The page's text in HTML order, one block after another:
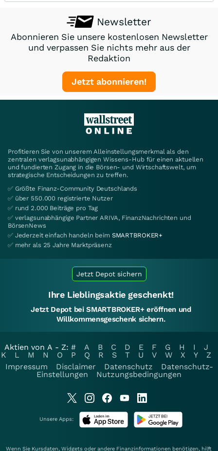
Newsletter
Abonnieren Sie unsere kostenlosen Newsletter
und verpassen Sie nichts mehr aus der
Redaktion
Jetzt abonnieren!
Profitieren Sie von unserem Alleinstellungsmerkmal als den
zentralen verlagsunabhängigen Wissens-Hub für einen aktuellen
und fundierten Zugang in die Börsen- und Wirtschaftswelt, um
strategische Entscheidungen zu treffen.
✅ Größte Finanz-Community Deutschlands
✅ über 550.000 registrierte Nutzer
✅ rund 2.000 Beiträge pro Tag
✅ verlagsunabhängige Partner ARIVA, FinanzNachrichten und
BörsenNews
✅ Jederzeit einfach handeln beim SMARTBROKER+
✅ mehr als 25 Jahre Marktpräsenz
Jetzt Depot sichern
Ihre Lieblingsaktie geschenkt!
Jetzt Depot bei SMARTBROKER+ eröffnen und
Willkommensgeschenk sichern.
Aktien von A - Z: # A B C D E F G H I
J
K
L M N O P Q R S T U V W X Y
Z
Impressum
Disclaimer Datenschutz
Datenschutz-
Einstellungen
Nutzungsbedingungen
Unsere Apps:
Wenn Sie Kursdaten, Widgets oder andere Finanzinformationen benötigen, hilft